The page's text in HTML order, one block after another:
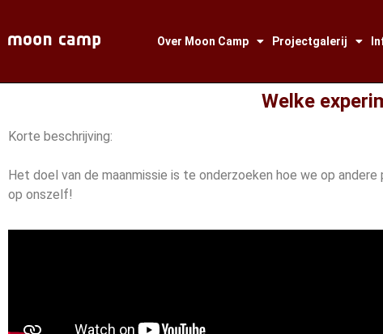
Over Moon Camp Projectgalerij
Welke
Korte beschrijving:
Het doel van de maanmissie is te onderzoeken hoe we op
op onszelf!